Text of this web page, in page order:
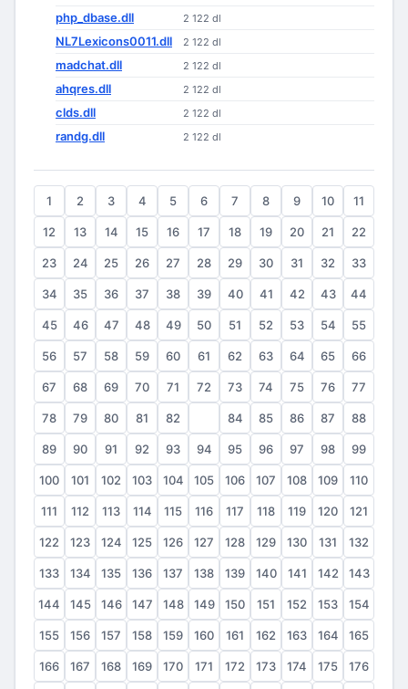
php_dbase.dll 2 122 dl
NL7Lexicons0011.dll 2 122 dl
madchat.dll 2 122 dl
ahqres.dll 2 122 dl
clds.dll 2 122 dl
randg.dll 2 122 dl
1 2 3 4 5 6 7 8 9 10 11
12 13 14 15 16 17 18 19 20 21 22
23 24 25 26 27 28 29 30 31 32 33
34 35 36 37 38 39 40 41 42 43 44
45 46 47 48 49 50 51 52 53 54 55
56 57 58 59 60 61 62 63 64 65 66
67 68 69 70 71 72 73 74 75 76 77
78 79 80 81 82 84 85 86 87 88
89 90 91 92 93 94 95 96 97 98 99
100 101 102 103 104 105 106 107 108 109 110
111 112 113 114 115 116 117 118 119 120 121
122 123 124 125 126 127 128 129 130 131 132
133 134 135 136 137 138 139 140 141 142 143
144 145 146 147 148 149 150 151 152 153 154
155 156 157 158 159 160 161 162 163 164 165
166 167 168 169 170 171 172 173 174 175 176